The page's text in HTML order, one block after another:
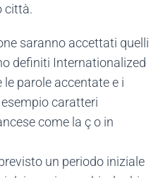
città.
saranno accettati quelli
definiti Internationalized
parole accentate e i
caratteri
come la ç o in
un periodo iniziale